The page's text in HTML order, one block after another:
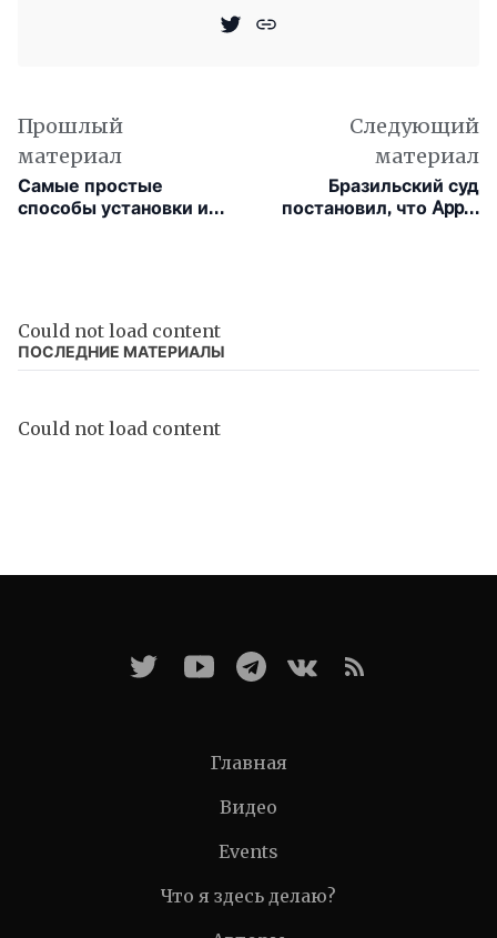
Прошлый
материал
Самые простые
способы установки и
Следующий
материал
Бразильский суд
постановил, что Apple
Could not load content
ПОСЛЕДНИЕ МАТЕРИАЛЫ
Could not load content
Главная
Видео
Events
Что я здесь делаю?